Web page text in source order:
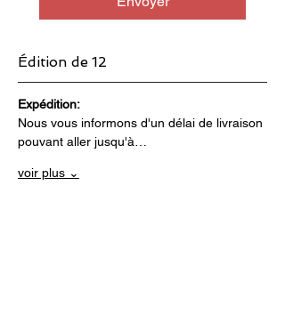
Édition de 12
Expédition:
Nous vous informons d'un délai de livraison
pouvant aller jusqu'à…
voir plus ⌄